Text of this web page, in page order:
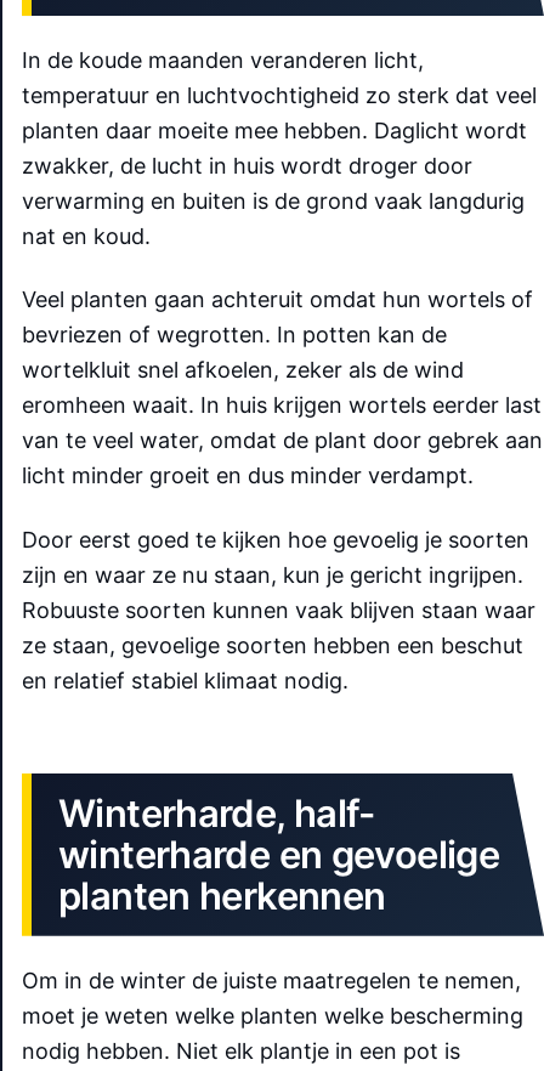
In de koude maanden veranderen licht,
temperatuur en luchtvochtigheid zo sterk dat veel
planten daar moeite mee hebben. Daglicht wordt
zwakker, de lucht in huis wordt droger door
verwarming en buiten is de grond vaak langdurig
nat en koud.
Veel planten gaan achteruit omdat hun wortels of
bevriezen of wegrotten. In potten kan de
wortelkluit snel afkoelen, zeker als de wind
eromheen waait. In huis krijgen wortels eerder last
van te veel water, omdat de plant door gebrek aan
licht minder groeit en dus minder verdampt.
Door eerst goed te kijken hoe gevoelig je soorten
zijn en waar ze nu staan, kun je gericht ingrijpen.
Robuuste soorten kunnen vaak blijven staan waar
ze staan, gevoelige soorten hebben een beschut
en relatief stabiel klimaat nodig.
Winterharde, half-
winterharde en gevoelige
planten herkennen
Om in de winter de juiste maatregelen te nemen,
moet je weten welke planten welke bescherming
nodig hebben. Niet elk plantje in een pot is